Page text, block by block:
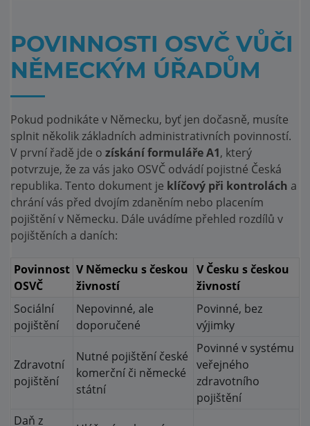
POVINNOSTI OSVČ VŮČI
NĚMECKÝM ÚŘADŮM
Pokud podnikáte v Německu, byť jen dočasně, musíte
splnit několik základních administrativních povinností.
V první řadě jde o získání formuláře A1, který
potvrzuje, že za vás jako OSVČ odvádí pojistné Česká
republika. Tento dokument je klíčový při kontrolách a
chrání vás před dvojím zdaněním nebo placením
pojištění v Německu. Dále uvádíme přehled rozdílů v
pojištěních a daních:
Povinnost
OSVČ
V Německu s českou
živností
V Česku s českou
živností
Sociální
pojištění
Nepovinné, ale
doporučené
Povinné, bez
výjimky
Zdravotní
pojištění
Nutné pojištění české
komerční či německé
státní
Povinné v systému
veřejného
zdravotního
pojištění
Daň z